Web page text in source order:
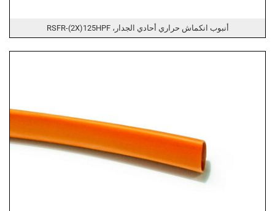
أنبوب انكماش حراري أحادي الجدار، RSFR-(2X)125HPF